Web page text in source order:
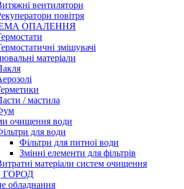
вентилятори
повітря
ОПАЛЕННЯ
змішувачі
матеріали
/ мастила
очищення води
для води
Фільтри для питної води
Змінні елементи для фільтрів
матеріали систем очищення
ГОРОД
обладнання